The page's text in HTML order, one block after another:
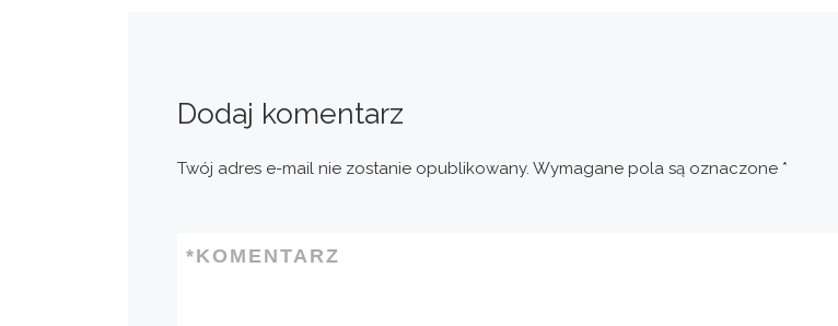
Dodaj komentarz
Twój adres e-mail nie zostanie opublikowany. Wymagane pola są oznaczone *
KOMENTARZ
*